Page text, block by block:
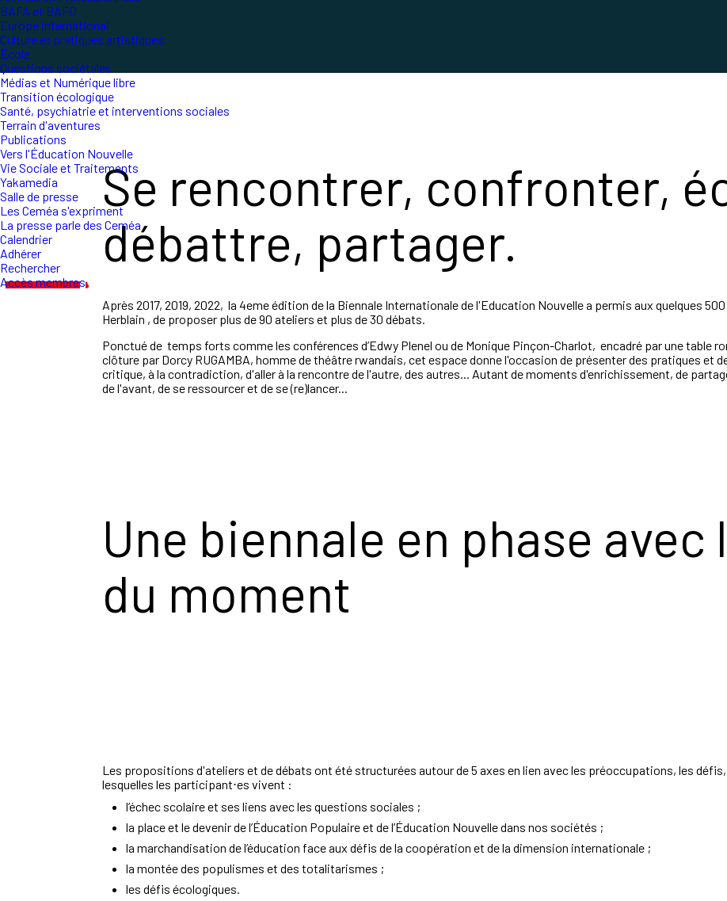
BAFA et BAFD
Europe international
Culture et pratiques artistiques
École
Questions sociétales
Médias et Numérique libre
Transition écologique
Santé, psychiatrie et interventions sociales
Terrain d'aventures
Publications
Vers l'Éducation Nouvelle
Vie Sociale et Traitements
Yakamedia
Salle de presse
Les Ceméa s'expriment
La presse parle des Ceméa
Calendrier
Adhérer
Rechercher
Accès membres
Se rencontrer, confronter,
débattre, partager.
Après 2017, 2019, 2022, la 4eme édition de la Biennale Internationale de l'Education Nouvelle a permis aux quelques
Herblain , de proposer plus de 90 ateliers et plus de 30 débats.
Ponctué de temps forts comme les conférences d’Edwy Plenel ou de Monique Pinçon-Charlot, encadré par une table
clôture par Dorcy RUGAMBA, homme de théâtre rwandais, cet espace donne l'occasion de présenter des pratiques et
critique, à la contradiction, d'aller à la rencontre de l'autre, des autres... Autant de moments d'enrichissement, de
de l'avant, de se ressourcer et de se (re)lancer...
Une biennale en phase avec
du moment
Les propositions d'ateliers et de débats ont été structurées autour de 5 axes en lien avec les préoccupations, les
lesquelles les participant⋅es vivent :
l’échec scolaire et ses liens avec les questions sociales ;
la place et le devenir de l’Éducation Populaire et de l’Éducation Nouvelle dans nos sociétés ;
la marchandisation de l’éducation face aux défis de la coopération et de la dimension internationale ;
la montée des populismes et des totalitarismes ;
les défis écologiques.